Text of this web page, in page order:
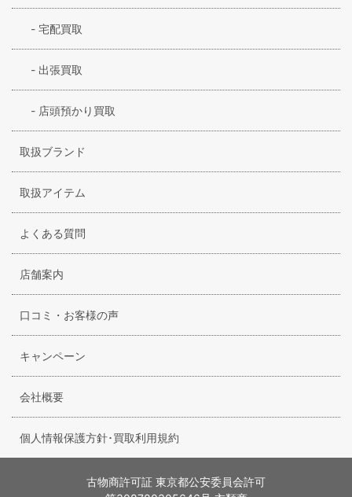
- 宅配買取
- 出張買取
- 店頭預かり買取
取扱ブランド
取扱アイテム
よくある質問
店舗案内
口コミ・お客様の声
キャンペーン
会社概要
個人情報保護方針･買取利用規約
古物商許可証 東京都公安委員会許可